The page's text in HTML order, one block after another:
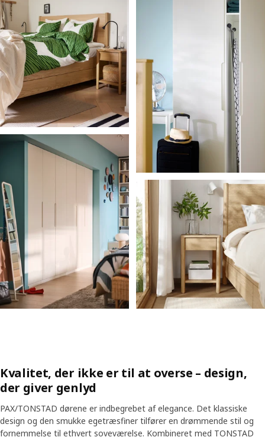
Kvalitet, der ikke er til at overse – design,
der giver genlyd
PAX/TONSTAD dørene er indbegrebet af elegance. Det klassiske
design og den smukke egetræsfiner tilfører en drømmende stil og
fornemmelse til ethvert soveværelse. Kombineret med TONSTAD